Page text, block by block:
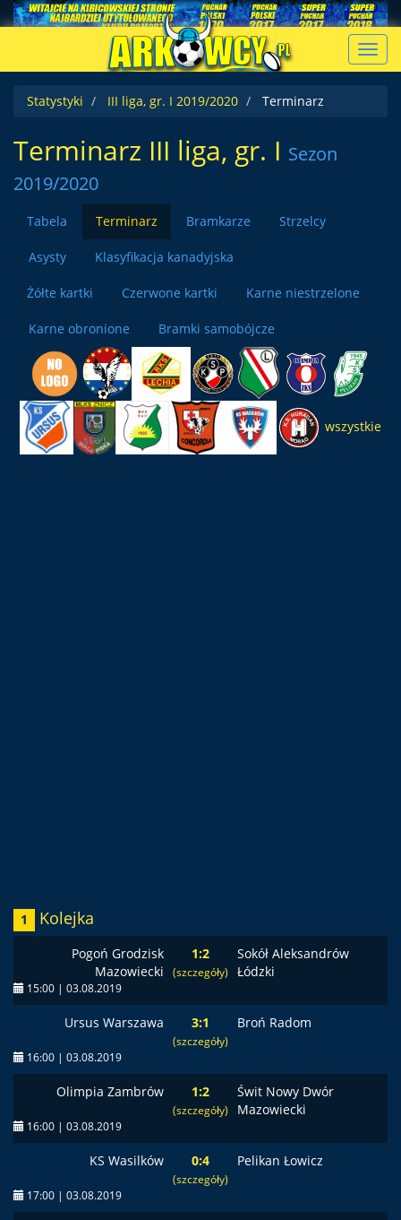
Statystyki
III liga, gr. I 2019/2020 Terminarz
Terminarz III liga, gr. I Sezon
2019/2020
Tabela Terminarz Bramkarze Strzelcy
Asysty Klasyfikacja kanadyjska
Żółte kartki Czerwone kartki Karne niestrzelone
Karne obronione Bramki samobójcze
wszystkie
1 Kolejka
Pogoń Grodzisk
Mazowiecki
1:2
(szczegóły)
Sokół Aleksandrów
Łódzki
15:00 | 03.08.2019
Ursus Warszawa 3:1
(szczegóły)
Broń Radom
16:00 | 03.08.2019
Olimpia Zambrów 1:2
(szczegóły)
Świt Nowy Dwór
Mazowiecki
16:00 | 03.08.2019
KS Wasilków 0:4
(szczegóły)
Pelikan Łowicz
17:00 | 03.08.2019